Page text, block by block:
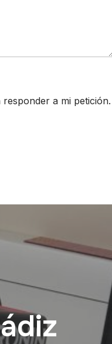
a mi petición.